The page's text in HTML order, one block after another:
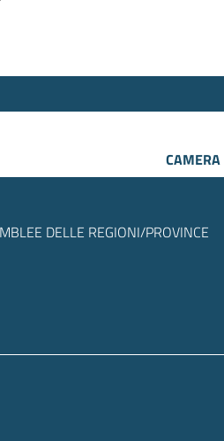
CAMERA
DELLE REGIONI/PROVINCE